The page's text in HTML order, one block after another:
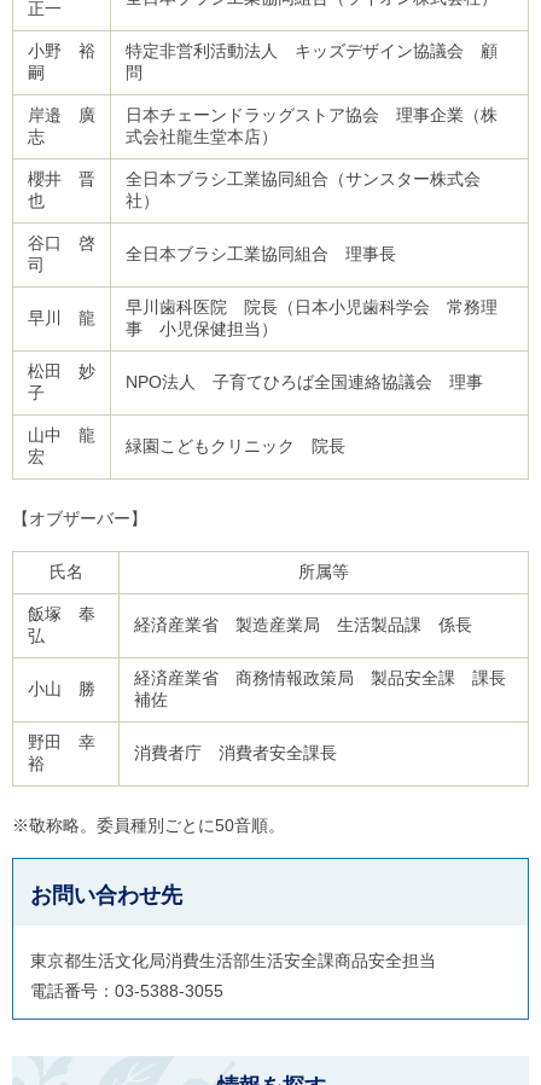
正一
小野 裕
嗣
特定非営利活動法人 キッズデザイン協議会 顧
問
岸邉 廣
志
日本チェーンドラッグストア協会 理事企業（株
式会社龍生堂本店）
櫻井 晋
也
全日本ブラシ工業協同組合（サンスター株式会
社）
谷口 啓
司
全日本ブラシ工業協同組合 理事長
早川 龍
早川歯科医院 院長（日本小児歯科学会 常務理
事 小児保健担当）
松田 妙
子
NPO法人 子育てひろば全国連絡協議会 理事
山中 龍
宏
緑園こどもクリニック 院長
【オブザーバー】
氏名 所属等
飯塚 奉
弘
経済産業省 製造産業局 生活製品課 係長
小山 勝
経済産業省 商務情報政策局 製品安全課 課長
補佐
野田 幸
裕
消費者庁 消費者安全課長
※敬称略。委員種別ごとに50音順。
お問い合わせ先
東京都生活文化局消費生活部生活安全課商品安全担当
電話番号：03-5388-3055